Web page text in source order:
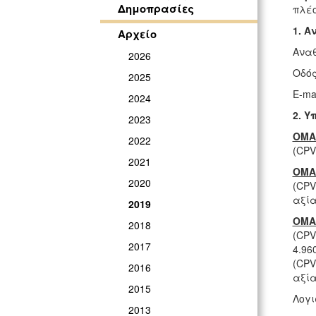
Δημοπρασίες
Αρχείο
2026
2025
2024
2023
2022
2021
2020
2019
2018
2017
2016
2015
2013
1.
E-
2.